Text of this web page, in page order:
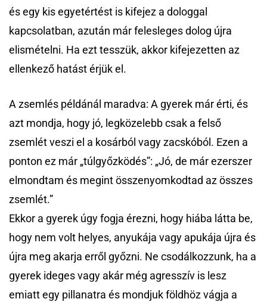
és egy kis egyetértést is kifejez a dologgal
kapcsolatban, azután már felesleges dolog újra
elismételni. Ha ezt tesszük, akkor kifejezetten az
ellenkező hatást érjük el.
A zsemlés példánál maradva: A gyerek már érti, és
azt mondja, hogy jó, legközelebb csak a felső
zsemlét veszi el a kosárból vagy zacskóból. Ezen a
ponton ez már „túlgyőzködés”: „Jó, de már ezerszer
elmondtam és megint összenyomkodtad az összes
zsemlét.”
Ekkor a gyerek úgy fogja érezni, hogy hiába látta be,
hogy nem volt helyes, anyukája vagy apukája újra és
újra meg akarja erről győzni. Ne csodálkozzunk, ha a
gyerek ideges vagy akár még agresszív is lesz
emiatt egy pillanatra és mondjuk földhöz vágja a